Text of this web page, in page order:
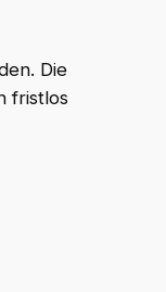
Die
fristlos